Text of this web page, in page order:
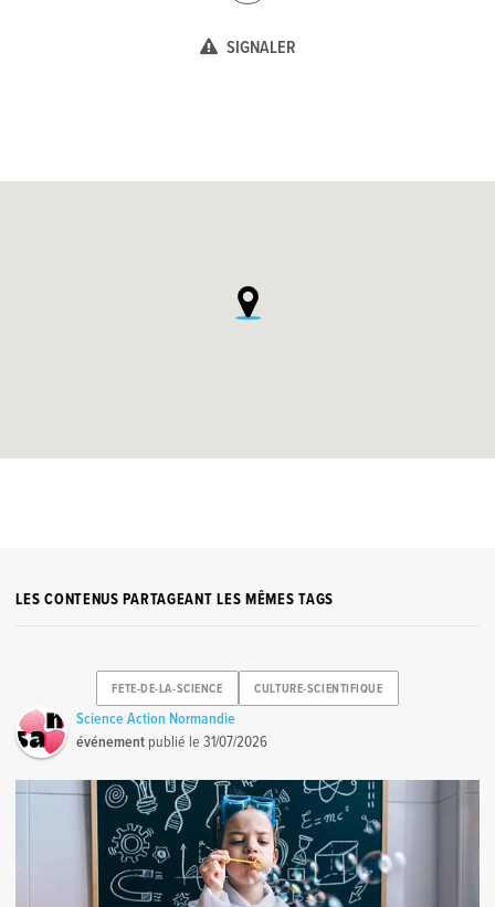
SIGNALER
LES CONTENUS PARTAGEANT LES MÊMES TAGS
FETE-DE-LA-SCIENCE CULTURE-SCIENTIFIQUE
Science Action Normandie
événement publié le31/07/2026